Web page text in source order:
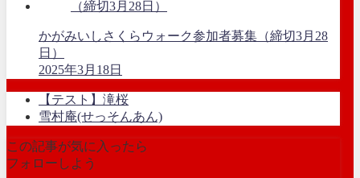
かがみいしさくらウォーク参加者募集（締切3月28
日）
2025年3月18日
【テスト】滝桜
雪村庵(せっそんあん)
この記事が気に入ったら
フォローしよう